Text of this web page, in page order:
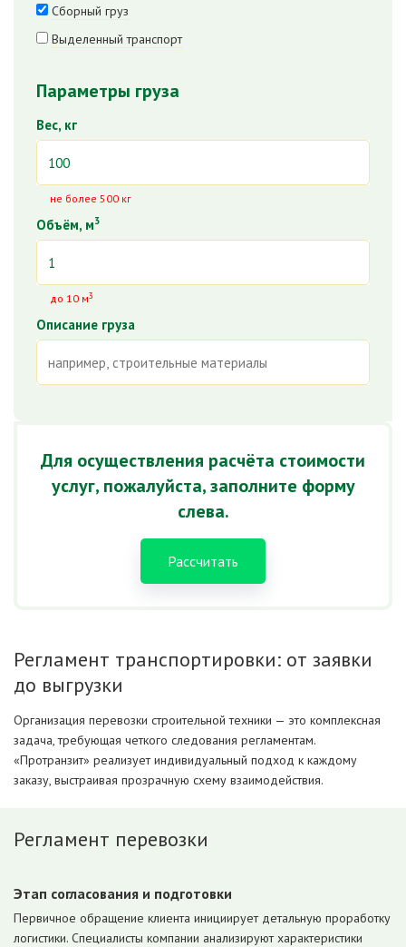
Сборный груз
Выделенный транспорт
Параметры груза
Вес, кг
не более 500 кг
Объём, м3
до 10 м3
Описание груза
Для осуществления расчёта стоимости
услуг, пожалуйста, заполните форму
слева.
Рассчитать
Регламент транспортировки: от заявки
до выгрузки
Организация перевозки строительной техники — это комплексная
задача, требующая четкого следования регламентам.
«Протранзит» реализует индивидуальный подход к каждому
заказу, выстраивая прозрачную схему взаимодействия.
Регламент перевозки
Этап согласования и подготовки
Первичное обращение клиента инициирует детальную проработку
логистики. Специалисты компании анализируют характеристики